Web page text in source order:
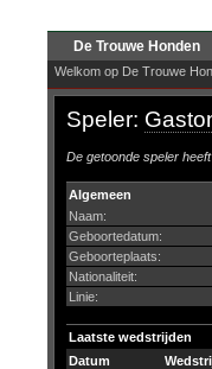
De Trouwe Honden
Welkom op De Trouwe
Speler:
De getoonde speler
Algemeen
Naam:
Geboortedatum:
Geboorteplaats:
Nationaliteit:
Linie:
Laatste wedstrijden
Datum